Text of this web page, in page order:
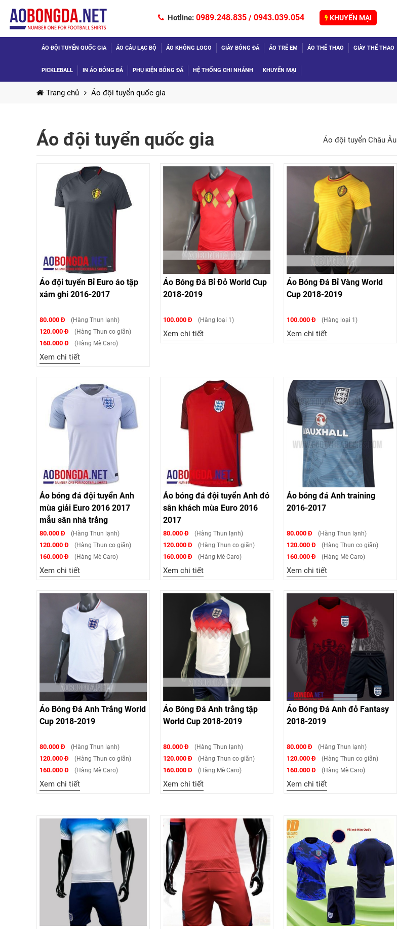
Hotline: 0989.248.835 / 0943.039.054 KHUYẾN MẠI
ÁO ĐỘI TUYỂN QUỐC GIA ÁO CÂU LẠC BỘ ÁO KHÔNG LOGO GIÀY BÓNG ĐÁ ÁO TRẺ EM ÁO THỂ THAO GIÀY THỂ THAO
PICKLEBALL IN ÁO BÓNG ĐÁ PHỤ KIỆN BÓNG ĐÁ HỆ THỐNG CHI NHÁNH KHUYẾN MẠI
Trang chủ Áo đội tuyển quốc gia
Áo đội tuyển quốc gia Áo đội tuyển Châu Âu
Áo đội tuyển Bỉ Euro áo tập
xám ghi 2016-2017
80.000 Đ (Hàng Thun lạnh)
120.000 Đ (Hàng Thun co giãn)
160.000 Đ (Hàng Mè Caro)
Xem chi tiết
Áo Bóng Đá Bỉ Đỏ World Cup
2018-2019
100.000 Đ (Hàng loại 1)
Xem chi tiết
Áo Bóng Đá Bỉ Vàng World
Cup 2018-2019
100.000 Đ (Hàng loại 1)
Xem chi tiết
Áo bóng đá đội tuyển Anh
mùa giải Euro 2016 2017
mẫu sân nhà trắng
80.000 Đ (Hàng Thun lạnh)
120.000 Đ (Hàng Thun co giãn)
160.000 Đ (Hàng Mè Caro)
Xem chi tiết
Áo bóng đá đội tuyển Anh đỏ
sân khách mùa Euro 2016
2017
80.000 Đ (Hàng Thun lạnh)
120.000 Đ (Hàng Thun co giãn)
160.000 Đ (Hàng Mè Caro)
Xem chi tiết
Áo bóng đá Anh training
2016-2017
80.000 Đ (Hàng Thun lạnh)
120.000 Đ (Hàng Thun co giãn)
160.000 Đ (Hàng Mè Caro)
Xem chi tiết
Áo Bóng Đá Anh Trắng World
Cup 2018-2019
80.000 Đ (Hàng Thun lạnh)
120.000 Đ (Hàng Thun co giãn)
160.000 Đ (Hàng Mè Caro)
Xem chi tiết
Áo Bóng Đá Anh trắng tập
World Cup 2018-2019
80.000 Đ (Hàng Thun lạnh)
120.000 Đ (Hàng Thun co giãn)
160.000 Đ (Hàng Mè Caro)
Xem chi tiết
Áo Bóng Đá Anh đỏ Fantasy
2018-2019
80.000 Đ (Hàng Thun lạnh)
120.000 Đ (Hàng Thun co giãn)
160.000 Đ (Hàng Mè Caro)
Xem chi tiết